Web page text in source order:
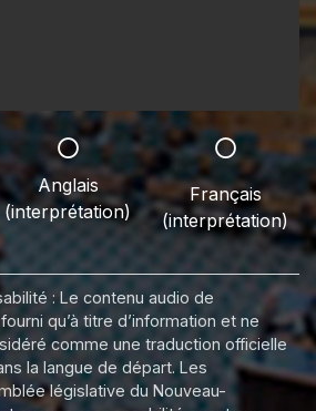
Anglais
(interprétation)
Français
(interprétation)
: Le contenu audio de
qu’à titre d’information et ne
comme une traduction officielle
la langue de départ. Les
législative du Nouveau-